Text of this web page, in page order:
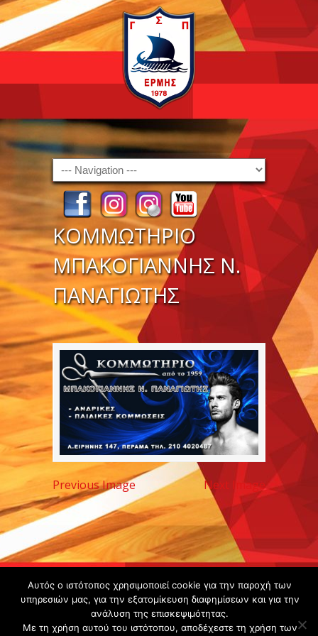
Navigation
ΚΟΜΜΩΤΗΡΙΟ
ΜΠΑΚΟΓΙΑΝΝΗΣ Ν.
ΠΑΝΑΓΙΩΤΗΣ
Previous Image Next Image
Copyright ©
2020 -
Gsperamatosermis.gr
Αυτός ο ιστότοπος χρησιμοποιεί cookie για την παροχή των
υπηρεσιών μας, για την εξατομίκευση διαφημίσεων και για την
ανάλυση της επισκεψιμότητας.
Με τη χρήση αυτού του ιστότοπου, αποδέχεστε τη χρήση των